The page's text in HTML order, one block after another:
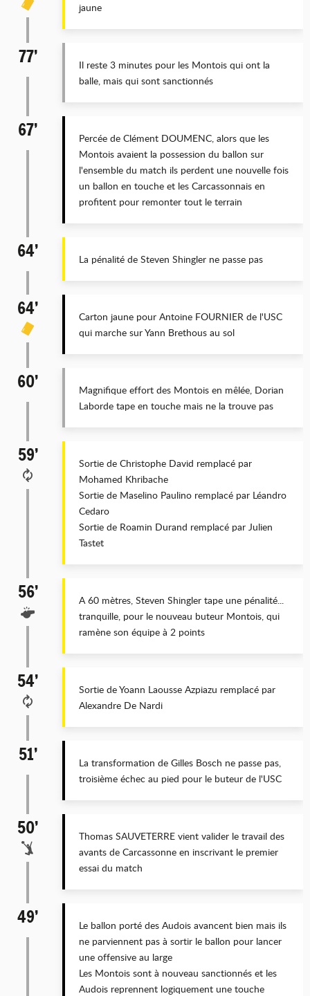
jaune
77’
Il reste 3 minutes pour les Montois qui ont la
balle, mais qui sont sanctionnés
67’
Percée de Clément DOUMENC, alors que les
Montois avaient la possession du ballon sur
l'ensemble du match ils perdent une nouvelle fois
un ballon en touche et les Carcassonnais en
profitent pour remonter tout le terrain
64’ La pénalité de Steven Shingler ne passe pas
64’
Carton jaune pour Antoine FOURNIER de l'USC
qui marche sur Yann Brethous au sol
60’
Magnifique effort des Montois en mêlée, Dorian
Laborde tape en touche mais ne la trouve pas
59’
Sortie de Christophe David remplacé par
Mohamed Khribache
Sortie de Maselino Paulino remplacé par Léandro
Cedaro
Sortie de Roamin Durand remplacé par Julien
Tastet
56’
A 60 mètres, Steven Shingler tape une pénalité...
tranquille, pour le nouveau buteur Montois, qui
ramène son équipe à 2 points
54’
Sortie de Yoann Laousse Azpiazu remplacé par
Alexandre De Nardi
51’
La transformation de Gilles Bosch ne passe pas,
troisième échec au pied pour le buteur de l'USC
50’
Thomas SAUVETERRE vient valider le travail des
avants de Carcassonne en inscrivant le premier
essai du match
49’
Le ballon porté des Audois avancent bien mais ils
ne parviennent pas à sortir le ballon pour lancer
une offensive au large
Les Montois sont à nouveau sanctionnés et les
Audois reprennent logiquement une touche